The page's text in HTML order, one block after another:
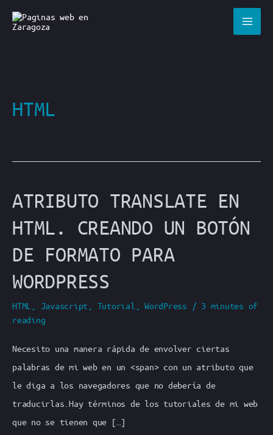
HTML
ATRIBUTO TRANSLATE EN
HTML. CREANDO UN BOTÓN
DE FORMATO PARA
WORDPRESS
HTML Javascript Tutorial ,WordPress / 3 minutes of
reading
Necesito una manera rápida de envolver ciertas
palabras de mi web en un <span> con un atributo que
le diga a los navegadores que no debería de
traducirlas.Hay términos de los tutoriales de mi web
que no se tienen que […]